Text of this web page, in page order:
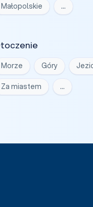
Małopolskie …
Morze Góry
Za miastem …